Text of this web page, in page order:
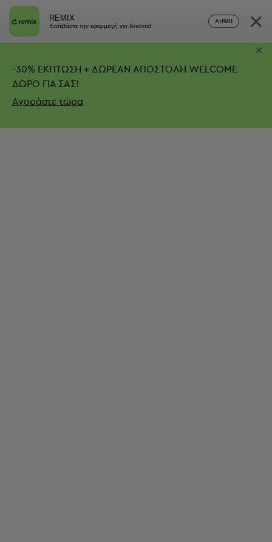
REMIX
Κατεβάστε την εφαρμογή για Android
ΛΉΨΗ ×
-30% ΕΚΠΤΩΣΗ + ΔΩΡΕΑΝ ΑΠΟΣΤΟΛΗ WELCOME
ΔΩΡΟ ΓΙΑ ΣΑΣ!
Αγοράστε τώρα
×